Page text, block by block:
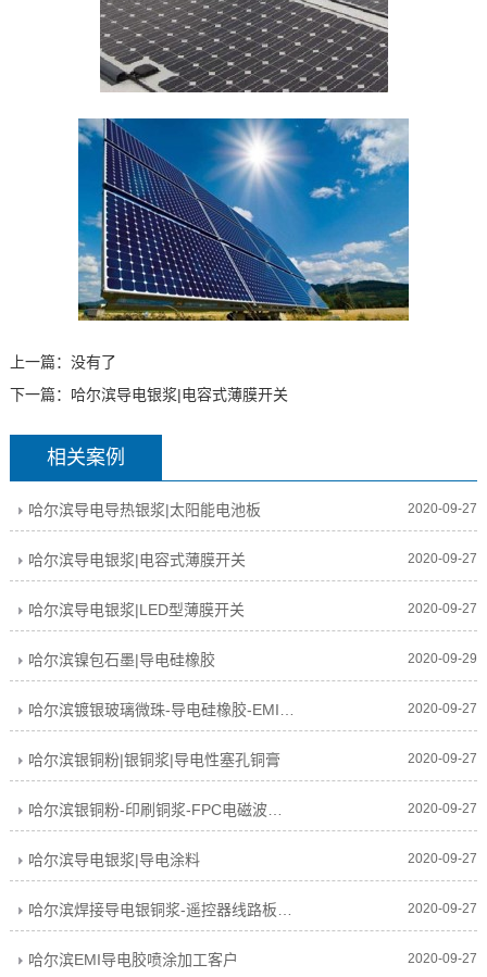
上一篇：没有了
下一篇： 哈尔滨导电银浆|电容式薄膜开关
相关案例
哈尔滨导电导热银浆|太阳能电池板 2020-09-27
哈尔滨导电银浆|电容式薄膜开关 2020-09-27
哈尔滨导电银浆|LED型薄膜开关 2020-09-27
哈尔滨镍包石墨|导电硅橡胶 2020-09-29
2020-09-27
哈尔滨银铜粉|银铜浆|导电性塞孔铜膏 2020-09-27
哈尔滨银铜粉-印刷铜浆-FPC电磁波屏蔽膜 2020-09-27
哈尔滨导电银浆|导电涂料 2020-09-27
2020-09-27
哈尔滨EMI导电胶喷涂加工客户 2020-09-27